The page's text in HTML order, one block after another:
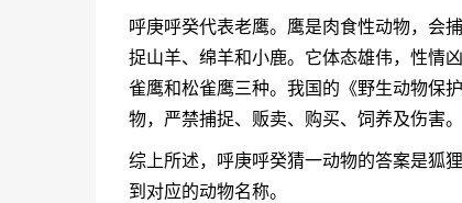
呼庚呼癸代表老鹰。鹰是肉食性动物，会
捉山羊、绵羊和小鹿。它体态雄伟，性情
雀鹰和松雀鹰三种。我国的《野生动物保
物，严禁捕捉、贩卖、购买、饲养及伤害。
综上所述，呼庚呼癸猜一动物的答案是狐
到对应的动物名称。